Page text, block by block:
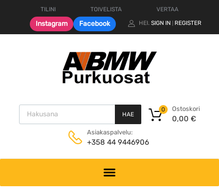
TILINI TOIVELISTA VERTAA
Instagram Facebook HEI. SIGN IN REGISTER
Products search
HAE
Ostoskori
0,00 €
0
Asiakaspalvelu:
+358 44 9446906
content